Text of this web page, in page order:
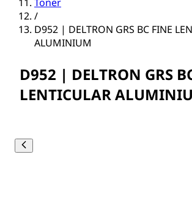
/
D952 | DELTRON GRS BC FINE
ALUMINIUM
D952 | DELTRON GRS
LENTICULAR